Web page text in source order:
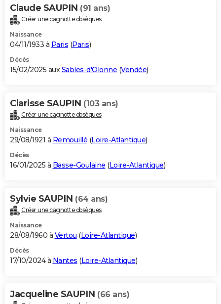
Claude SAUPIN (91 ans)
Créer une cagnotte obsèques
Naissance
04/11/1933 à Paris (Paris)
Décès
15/02/2025 auxSables-d'Olonne (Vendée)
Clarisse SAUPIN (103 ans)
Créer une cagnotte obsèques
Naissance
29/08/1921 à Remouillé (Loire-Atlantique)
Décès
16/01/2025 à Basse-Goulaine (Loire-Atlantique)
Sylvie SAUPIN (64 ans)
Créer une cagnotte obsèques
Naissance
28/08/1960 à Vertou (Loire-Atlantique)
Décès
17/10/2024 à Nantes (Loire-Atlantique)
Jacqueline SAUPIN (66 ans)